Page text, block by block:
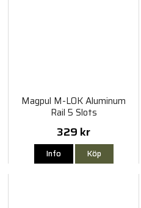
Magpul M-LOK Aluminum
Rail 5 Slots
329 kr
Info Köp